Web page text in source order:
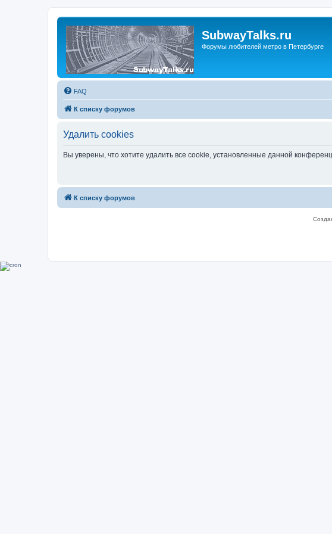
SubwayTalks.ru
Форумы любителей метро в Петербурге
FAQ
К списку форумов
Удалить cookies
Вы уверены, что хотите удалить все cookie, установленные данной
К списку форумов